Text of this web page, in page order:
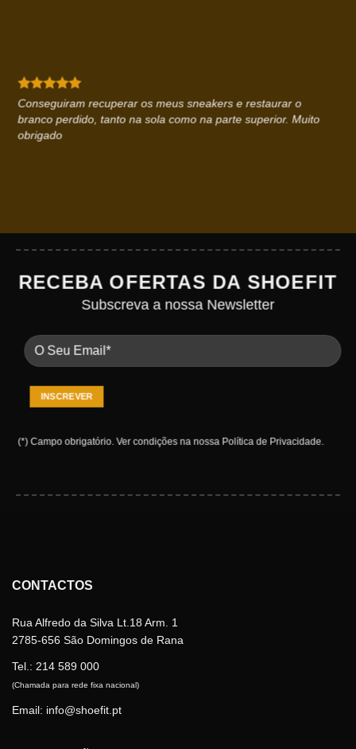
Conseguiram recuperar os meus sneakers e restaurar o
branco perdido, tanto na sola como na parte superior. Muito
obrigado
RECEBA OFERTAS DA SHOEFIT
Subscreva a nossa Newsletter
(*) Campo obrigatório. Ver condições na nossa Política de Privacidade
CONTACTOS
Rua Alfredo da Silva Lt.18 Arm. 1
2785-656 São Domingos de Rana
Tel.: 214 589 000
(Chamada para rede fixa nacional)
Email: info@shoefit.pt